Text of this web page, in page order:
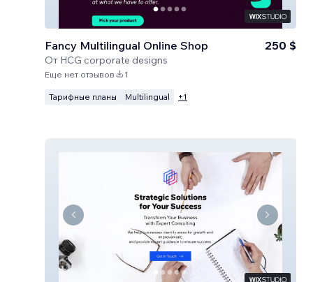
Fancy Multilingual Online Shop
От HCG corporate designs
250 $
Еще нет отзывов 1
Тарифные планы Multilingual +1